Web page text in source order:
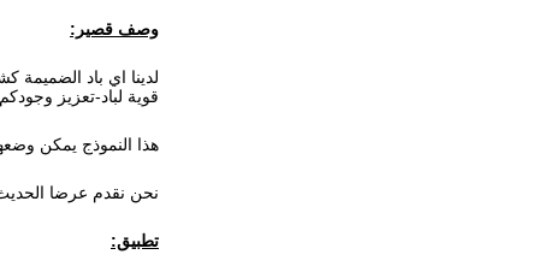
وصف قصير:
لدينا اي باد
قوية لباد-تعزيز
هذا النموذج يمكن
نحن نقدم عرضا
تطبيق: